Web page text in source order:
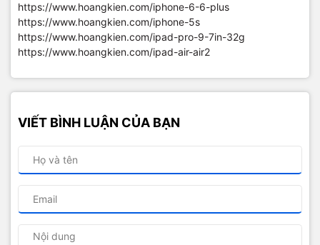
https://www.hoangkien.com/iphone-6-6-plus
https://www.hoangkien.com/iphone-5s
https://www.hoangkien.com/ipad-pro-9-7in-32g
https://www.hoangkien.com/ipad-air-air2
VIẾT BÌNH LUẬN CỦA BẠN